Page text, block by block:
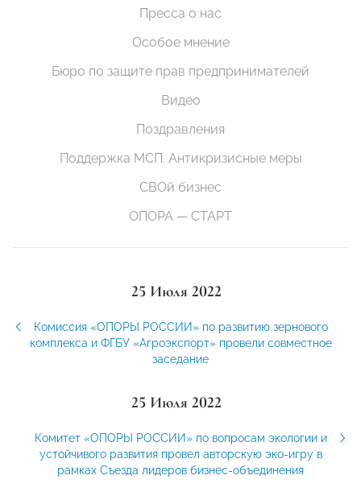
Пресса о нас
Особое мнение
Бюро по защите прав предпринимателей
Видео
Поздравления
Поддержка МСП. Антикризисные меры
СВОй бизнес
ОПОРА — СТАРТ
25 Июля 2022
Комиссия «ОПОРЫ РОССИИ» по развитию зернового
комплекса и ФГБУ «Агроэкспорт» провели совместное
заседание
25 Июля 2022
Комитет «ОПОРЫ РОССИИ» по вопросам экологии и
устойчивого развития провел авторскую эко-игру в
рамках Съезда лидеров бизнес-объединения